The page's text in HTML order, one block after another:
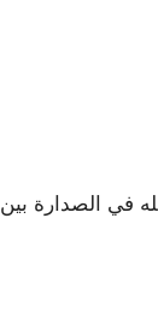
في الصدارة بين